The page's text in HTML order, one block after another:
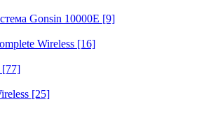
Gonsin 10000E [9]
Wireless [16]
[77]
[25]